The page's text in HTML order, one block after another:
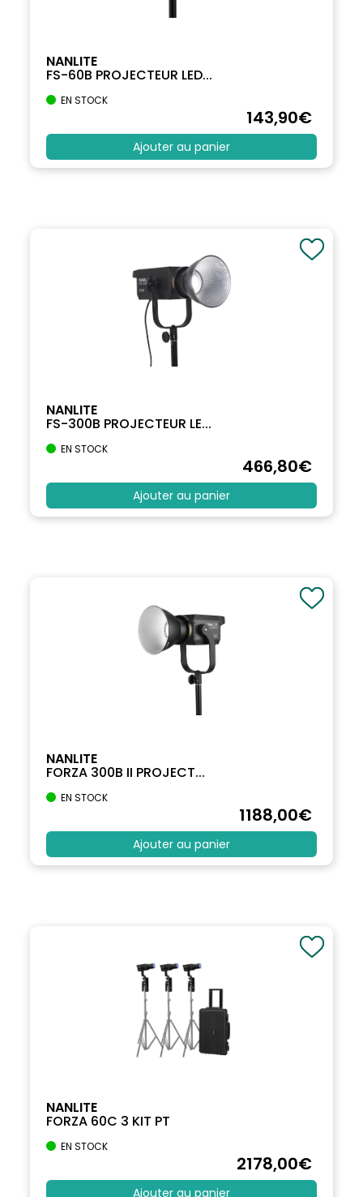
NANLITE
FS-60B PROJECTEUR LED...
EN STOCK
143,90€
Ajouter au panier
NANLITE
FS-300B PROJECTEUR LE...
EN STOCK
466,80€
Ajouter au panier
NANLITE
FORZA 300B II PROJECT...
EN STOCK
1188,00€
Ajouter au panier
NANLITE
FORZA 60C 3 KIT PT
EN STOCK
2178,00€
Ajouter au panier